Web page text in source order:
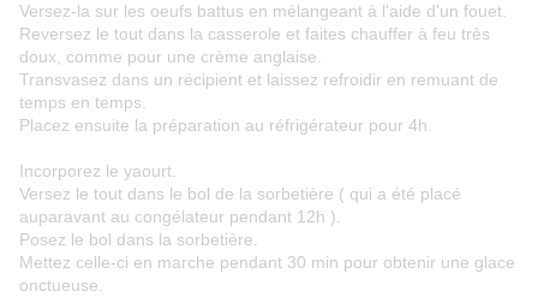
Versez-la sur les oeufs battus en mélangeant à l'aide d'un fouet.
Reversez le tout dans la casserole et faites chauffer à feu très
doux, comme pour une crème anglaise.
Transvasez dans un récipient et laissez refroidir en remuant de
temps en temps.
Placez ensuite la préparation au réfrigérateur pour 4h.
Incorporez le yaourt.
Versez le tout dans le bol de la sorbetière ( qui a été placé
auparavant au congélateur pendant 12h ).
Posez le bol dans la sorbetière.
Mettez celle-ci en marche pendant 30 min pour obtenir une glace
onctueuse.